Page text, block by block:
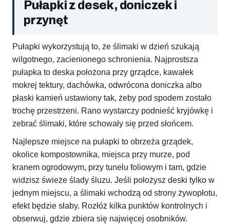
Pułapki z desek, doniczek i
przynęt
Pułapki wykorzystują to, że ślimaki w dzień szukają
wilgotnego, zacienionego schronienia. Najprostsza
pułapka to deska położona przy grządce, kawałek
mokrej tektury, dachówka, odwrócona doniczka albo
płaski kamień ustawiony tak, żeby pod spodem zostało
trochę przestrzeni. Rano wystarczy podnieść kryjówkę i
zebrać ślimaki, które schowały się przed słońcem.
Najlepsze miejsce na pułapki to obrzeża grządek,
okolice kompostownika, miejsca przy murze, pod
kranem ogrodowym, przy tunelu foliowym i tam, gdzie
widzisz świeże ślady śluzu. Jeśli położysz deski tylko w
jednym miejscu, a ślimaki wchodzą od strony żywopłotu,
efekt będzie słaby. Rozłóż kilka punktów kontrolnych i
obserwuj, gdzie zbiera się najwięcej osobników.